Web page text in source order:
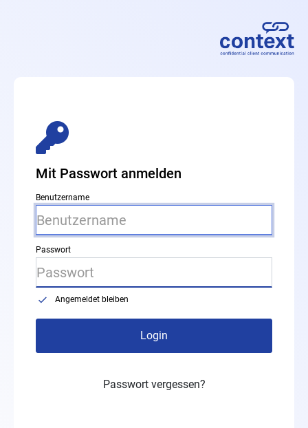
Mit Passwort anmelden
Benutzername
Passwort
Angemeldet bleiben
Login
Passwort vergessen?